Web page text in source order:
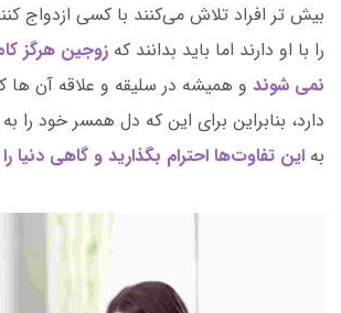
بیش تر افراد تلاش می‌کنند با کسی ازدواج
را با او دارند اما باید بدانند که زوجین هرگز
نمی شوند و همیشه در سلیقه و علاقه آن
دارد، بنابراین برای این که دل همسر خود را
به این تفاوت‌ها احترام بگذارید و گاهی دنیا را